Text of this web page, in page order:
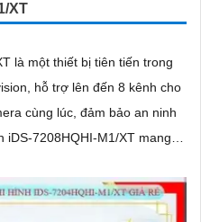
XT
là một thiết bị tiên tiến trong
hỗ trợ lên đến 8 kênh cho
cùng lúc, đảm bảo an ninh
iDS-7208HQHI-M1/XT mang
M1/XT của iDS
chất lượng cao, hỗ trợ đầu